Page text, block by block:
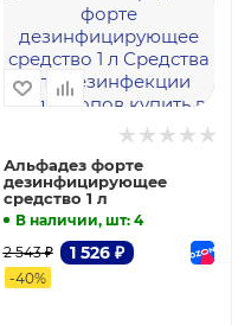
Альфадез форте
дезинфицирующее
средство 1 л
В наличии, шт: 4
1 526₽
2 543₽
-40%